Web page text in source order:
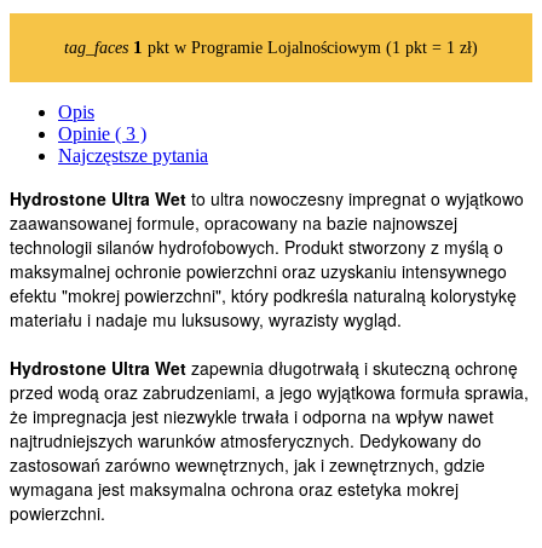
tag_faces 1 pkt w Programie Lojalnościowym (1 pkt = 1 zł)
Opis
Opinie ( 3 )
Najczęstsze pytania
Hydrostone Ultra Wet to ultra nowoczesny impregnat o wyjątkowo
zaawansowanej formule, opracowany na bazie najnowszej
technologii silanów hydrofobowych. Produkt stworzony z myślą o
maksymalnej ochronie powierzchni oraz uzyskaniu intensywnego
efektu "mokrej powierzchni", który podkreśla naturalną kolorystykę
materiału i nadaje mu luksusowy, wyrazisty wygląd.
Hydrostone Ultra Wet zapewnia długotrwałą i skuteczną ochronę
przed wodą oraz zabrudzeniami, a jego wyjątkowa formuła sprawia,
że impregnacja jest niezwykle trwała i odporna na wpływ nawet
najtrudniejszych warunków atmosferycznych. Dedykowany do
zastosowań zarówno wewnętrznych, jak i zewnętrznych, gdzie
wymagana jest maksymalna ochrona oraz estetyka mokrej
powierzchni.